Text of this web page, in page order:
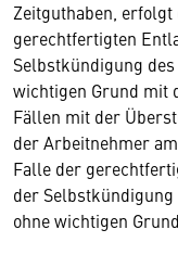
Zeitguthaben,
gerechtfertigten
Selbstkündigung
wichtigen Grund mit
Fällen mit der
der Arbeitnehmer
Falle der
der
ohne wichtigen